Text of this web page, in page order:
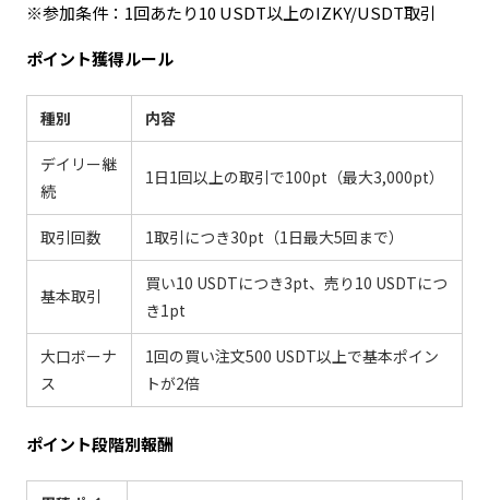
※参加条件：1回あたり10 USDT以上のIZKY/USDT取引
ポイント獲得ルール
種別 内容
デイリー継
続
1日1回以上の取引で100pt（最大3,000pt）
取引回数 1取引につき30pt（1日最大5回まで）
基本取引
買い10 USDTにつき3pt、売り10 USDTにつ
き1pt
大口ボーナ
ス
1回の買い注文500 USDT以上で基本ポイン
トが2倍
ポイント段階別報酬